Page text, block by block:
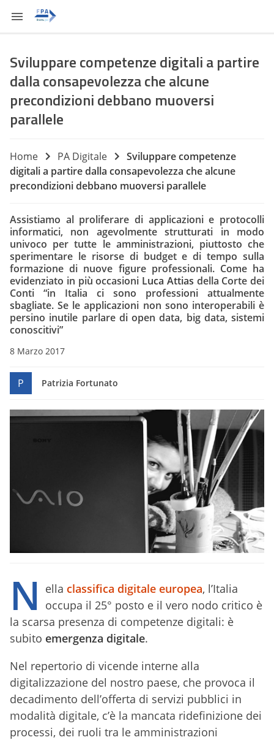
Sviluppare competenze digitali a partire
dalla consapevolezza che alcune
precondizioni debbano muoversi
parallele​
Home PA Digitale
Sviluppare competenze
digitali a partire dalla consapevolezza che alcune
precondizioni debbano muoversi parallele​
Assistiamo al proliferare di applicazioni e protocolli
informatici, non agevolmente strutturati in modo
univoco per tutte le amministrazioni, piuttosto che
sperimentare le risorse di budget e di tempo sulla
formazione di nuove figure professionali. Come ha
evidenziato in più occasioni Luca Attias della Corte dei
Conti “in Italia ci sono professioni attualmente
sbagliate. Se le applicazioni non sono interoperabili è
persino inutile parlare di open data, big data, sistemi
conoscitivi”
8 Marzo 2017
P Patrizia Fortunato
N ella classifica digitale europea, l’Italia
occupa il 25° posto e il vero nodo critico è
la scarsa presenza di competenze digitali: è
subito emergenza digitale.
Nel repertorio di vicende interne alla
digitalizzazione del nostro paese, che provoca il
decadimento dell’offerta di servizi pubblici in
modalità digitale, c’è la mancata ridefinizione dei
processi, dei ruoli tra le amministrazioni